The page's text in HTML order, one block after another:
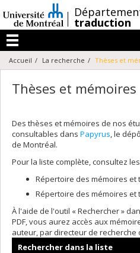
au
contenu
/
traduction
Menu
Accueil La recherche Thèses et
Thèses et mémoires
Des thèses et mémoires de nos
consultables dans Papyrus, le
de Montréal.
Pour la liste complète, consultez
Répertoire des mémoires et
Répertoire des mémoires et
À l'aide de l'outil « Rechercher »
PDF, vous aurez accès aux
auteur, par directeur de recherche
Rechercher dans la liste